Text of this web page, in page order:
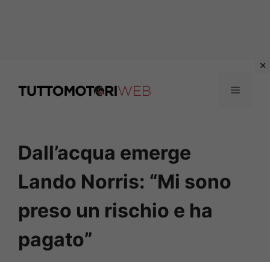
Menu
Dall’acqua emerge
Lando Norris: “Mi sono
preso un rischio e ha
pagato”